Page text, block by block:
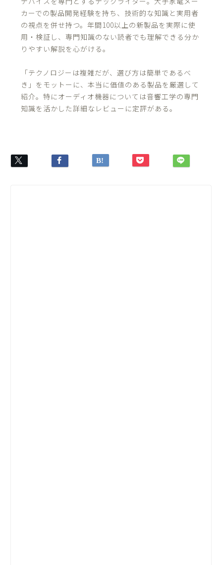
カーでの製品開発経験を持ち、技術的な知識と実用者
の視点を併せ持つ。年間100以上の新製品を実際に使
用・検証し、専門知識のない読者でも理解できる分か
りやすい解説を心がける。
「テクノロジーは複雑だが、選び方は簡単であるべ
き」をモットーに、本当に価値のある製品を厳選して
紹介。特にオーディオ機器については音響工学の専門
知識を活かした詳細なレビューに定評がある。